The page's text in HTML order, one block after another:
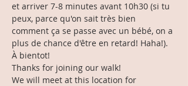
et arriver 7-8 minutes avant 10h30 (si tu
peux, parce qu'on sait très bien
comment ça se passe avec un bébé, on a
plus de chance d'être en retard! Haha!).
À bientot!
Thanks for joining our walk!
We will meet at this location for